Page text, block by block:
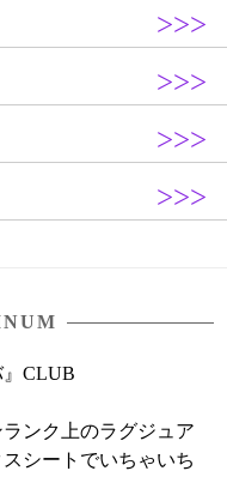
CLUB
ンク上のラグジュア
シートでいちゃいち